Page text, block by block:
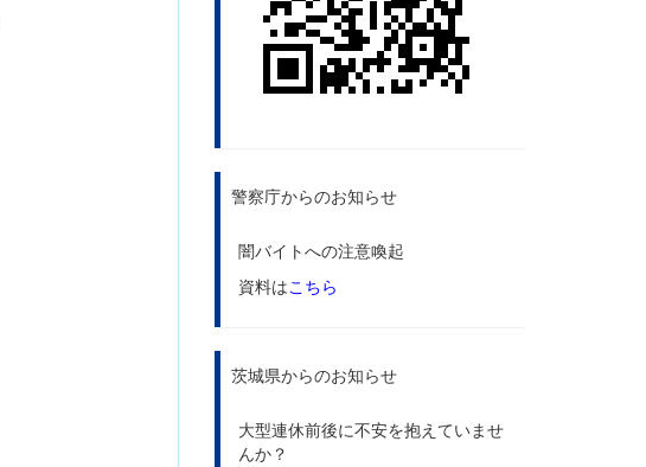
警察庁からのお知らせ
闇バイトへの注意喚起
資料はこちら
茨城県からのお知らせ
大型連休前後に不安を抱えていませ
んか？